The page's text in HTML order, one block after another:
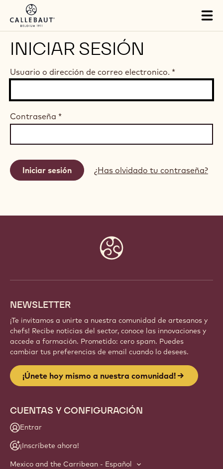
Skip to main content
INICIAR SESIÓN
Usuario o dirección de correo electronico. *
Contraseña *
¿Has olvidado tu contraseña?
NEWSLETTER
¡Te invitamos a unirte a nuestra comunidad de artesanos y
chefs! Recibe noticias del sector, conoce las innovaciones y
accede a formación. Prometido: cero spam. Puedes
cambiar tus preferencias de email cuando lo desees.
¡Únete hoy mismo a nuestra comunidad!
CUENTAS Y CONFIGURACIÓN
Entrar
¡Inscríbete ahora!
Mexico and the Carribean - Español